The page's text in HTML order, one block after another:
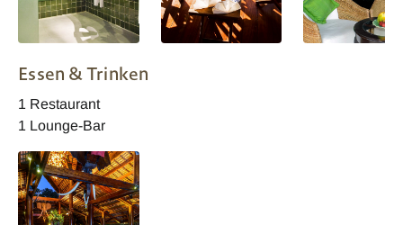
Essen & Trinken
1 Restaurant
1 Lounge-Bar